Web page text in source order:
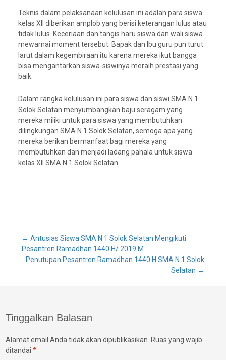
Teknis dalam pelaksanaan kelulusan ini adalah para siswa
kelas XII diberikan amplob yang berisi keterangan lulus atau
tidak lulus. Keceriaan dan tangis haru siswa dan wali siswa
mewarnai moment tersebut. Bapak dan Ibu guru pun turut
larut dalam kegembiraan itu karena mereka ikut bangga
bisa mengantarkan siswa-siswinya meraih prestasi yang
baik.
Dalam rangka kelulusan ini para siswa dan siswi SMA N 1
Solok Selatan menyumbangkan baju seragam yang
mereka miliki untuk para siswa yang membutuhkan
dilingkungan SMA N 1 Solok Selatan, semoga apa yang
mereka berikan bermanfaat bagi mereka yang
membutuhkan dan menjadi ladang pahala untuk siswa
kelas XII SMA N 1 Solok Selatan.
Post
← Antusias Siswa SMA N 1 Solok Selatan Mengikuti
Pesantren Ramadhan 1440 H/ 2019 M
Penutupan Pesantren Ramadhan 1440 H SMA N 1 Solok
Selatan →
Tinggalkan Balasan
Alamat email Anda tidak akan dipublikasikan. Ruas yang wajib
ditandai*